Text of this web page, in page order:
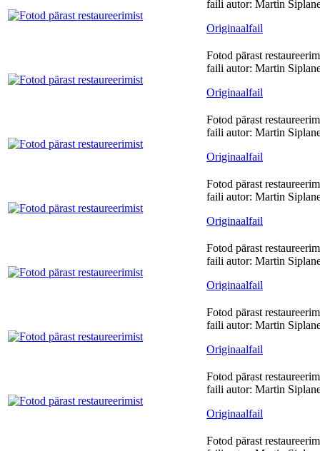
faili autor: Martin
Originaalfail
Fotod pärast
faili autor: Martin
Originaalfail
Fotod pärast
faili autor: Martin
Originaalfail
Fotod pärast
faili autor: Martin
Originaalfail
Fotod pärast
faili autor: Martin
Originaalfail
Fotod pärast
faili autor: Martin
Originaalfail
Fotod pärast
faili autor: Martin
Originaalfail
Fotod pärast